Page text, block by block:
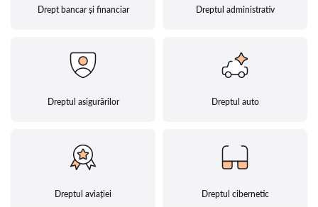
Drept bancar și financiar Dreptul administrativ
Dreptul asigurărilor Dreptul auto
Dreptul aviației Dreptul cibernetic